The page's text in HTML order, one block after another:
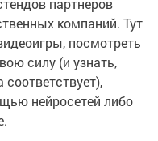
партнеров
компаний. Тут
посмотреть
силу (и узнать,
нейросетей либо